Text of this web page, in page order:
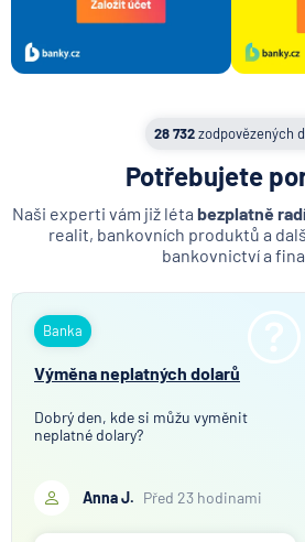
28 732zodpovězených
Potřebujete
Naši experti vám již léta bezplatně
realit, bankovních produktů a
bankovnictví a
Banka
Výměna neplatných dolarů
Dobrý den, kde si můžu vyměnit
neplatné dolary?
Anna J. Před 23 hodinami